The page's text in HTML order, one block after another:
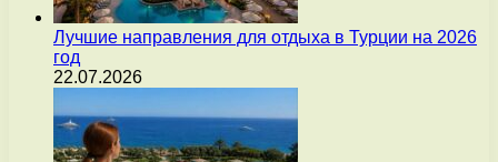
Лучшие направления для отдыха в Турции на 2026
год
22.07.2026